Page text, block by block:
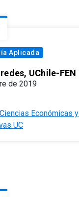
Aplicada
UChile-FEN
de 2019
Económicas y
UC